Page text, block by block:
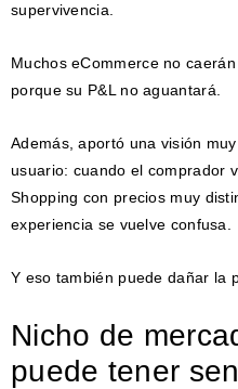
supervivencia.
Muchos eCommerce no
porque su P&L no aguantará.
Además, aportó una visión
usuario: cuando el comprador
Shopping con precios muy
experiencia se vuelve confusa.
Y eso también puede dañar la
Nicho de
puede tener